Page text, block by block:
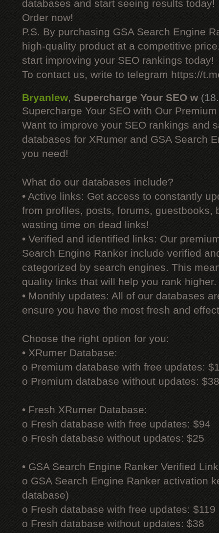
databases and start seeing results today!
Order now!
P.S. By purchasing GSA Search Engine
high-quality product at a competitive
start improving your SEO rankings today!
To contact us, write to telegram https://
Bryanlew, Supercharge Your SEO w
Supercharge Your SEO with Our
Want to improve your SEO rankings and
databases for XRumer and GSA Search
you need!
What do our databases include?
• Active links: Get access to constantly
from profiles, posts, forums, guestbooks,
wasting time on dead links!
• Verified and identified links: Our
Search Engine Ranker include verified
categorized by search engines. This
quality links that will help you rank higher.
• Monthly updates: All of our databases
ensure you have the most fresh and
Choose the right option for you:
• XRumer Database:
o Premium database with free updates:
o Premium database without updates: $38
• Fresh XRumer Database:
o Fresh database with free updates: $94
o Fresh database without updates: $25
• GSA Search Engine Ranker Verified
o GSA Search Engine Ranker activation
database)
o Fresh database with free updates: $119
o Fresh database without updates: $38